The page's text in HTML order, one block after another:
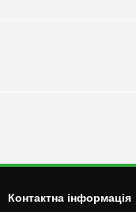
Контактна інформація